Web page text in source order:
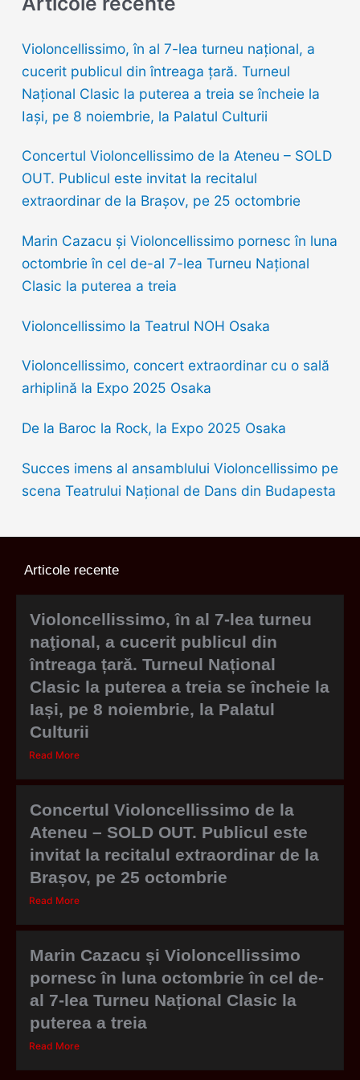
h
f
o
r
Violoncellissimo, în al 7-lea turneu naţional, a
cucerit publicul din întreaga țară. Turneul
Național Clasic la puterea a treia se încheie la
Iași, pe 8 noiembrie, la Palatul Culturii
Concertul Violoncellissimo de la Ateneu – SOLD
OUT. Publicul este invitat la recitalul
extraordinar de la Brașov, pe 25 octombrie
Marin Cazacu și Violoncellissimo pornesc în luna
octombrie în cel de-al 7-lea Turneu Național
Clasic la puterea a treia
Violoncellissimo la Teatrul NOH Osaka
Violoncellissimo, concert extraordinar cu o sală
arhiplină la Expo 2025 Osaka
De la Baroc la Rock, la Expo 2025 Osaka
Succes imens al ansamblului Violoncellissimo pe
scena Teatrului Național de Dans din Budapesta
Articole recente
Violoncellissimo, în al 7-lea turneu
naţional, a cucerit publicul din
întreaga țară. Turneul Național
Clasic la puterea a treia se încheie la
Iași, pe 8 noiembrie, la Palatul
Culturii
Read More
Concertul Violoncellissimo de la
Ateneu – SOLD OUT. Publicul este
invitat la recitalul extraordinar de la
Brașov, pe 25 octombrie
Read More
Marin Cazacu și Violoncellissimo
pornesc în luna octombrie în cel de-
al 7-lea Turneu Național Clasic la
puterea a treia
Read More